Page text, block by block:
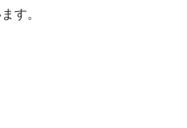
す。